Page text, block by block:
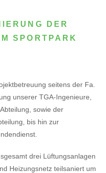
DER
SPORTPARK
seitens der Fa.
unserer TGA-Ingenieure,
sowie der
bis hin zur
drei Lüftungsanlagen
Heizungsnetz teilsaniert um